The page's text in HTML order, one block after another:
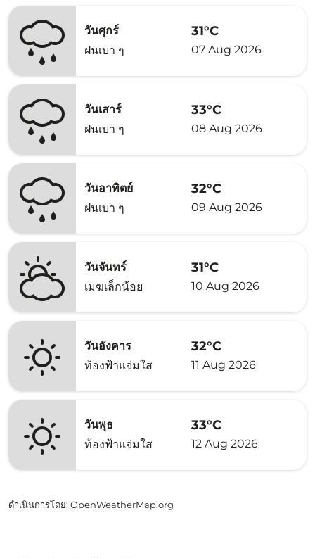
วันศุกร์
ฝนเบา ๆ
31°C
07 Aug 2026
วันเสาร์
ฝนเบา ๆ
33°C
08 Aug 2026
วันอาทิตย์
ฝนเบา ๆ
32°C
09 Aug 2026
วันจันทร์
เมฆเล็กน้อย
31°C
10 Aug 2026
วันอังคาร
ท้องฟ้าแจ่มใส
32°C
11 Aug 2026
วันพุธ
ท้องฟ้าแจ่มใส
33°C
12 Aug 2026
ดำเนินการโดย: OpenWeatherMap.org